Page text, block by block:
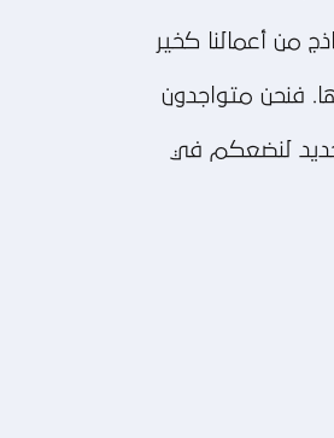
من أعمالنا كخير
فنحن متواجدون
لنضعكم في